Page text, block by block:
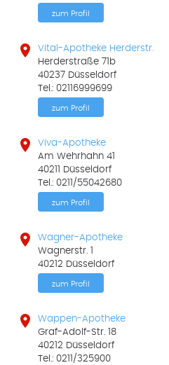
zum Profil

Vital-Apotheke Herderstr.
Herderstraße 71b
40237 Düsseldorf
Tel.: 02116999699
zum Profil

Viva-Apotheke
Am Wehrhahn 41
40211 Düsseldorf
Tel.: 0211/55042680
zum Profil

Wagner-Apotheke
Wagnerstr. 1
40212 Düsseldorf
zum Profil

Wappen-Apotheke
Graf-Adolf-Str. 18
40212 Düsseldorf
Tel.: 0211/325900